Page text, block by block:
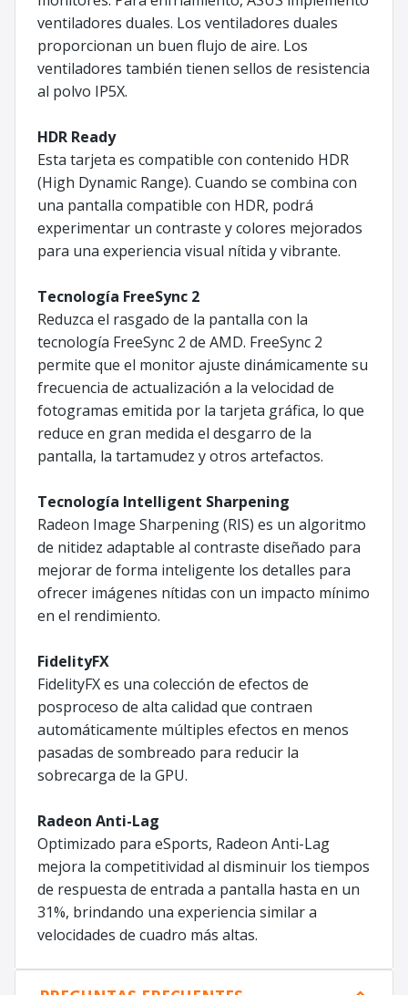
ventiladores duales. Los ventiladores duales
proporcionan un buen flujo de aire. Los
ventiladores también tienen sellos de resistencia
al polvo IP5X.
HDR Ready
Esta tarjeta es compatible con contenido HDR
(High Dynamic Range). Cuando se combina con
una pantalla compatible con HDR, podrá
experimentar un contraste y colores mejorados
para una experiencia visual nítida y vibrante.
Tecnología FreeSync 2
Reduzca el rasgado de la pantalla con la
tecnología FreeSync 2 de AMD. FreeSync 2
permite que el monitor ajuste dinámicamente su
frecuencia de actualización a la velocidad de
fotogramas emitida por la tarjeta gráfica, lo que
reduce en gran medida el desgarro de la
pantalla, la tartamudez y otros artefactos.
Tecnología Intelligent Sharpening
Radeon Image Sharpening (RIS) es un algoritmo
de nitidez adaptable al contraste diseñado para
mejorar de forma inteligente los detalles para
ofrecer imágenes nítidas con un impacto mínimo
en el rendimiento.
FidelityFX
FidelityFX es una colección de efectos de
posproceso de alta calidad que contraen
automáticamente múltiples efectos en menos
pasadas de sombreado para reducir la
sobrecarga de la GPU.
Radeon Anti-Lag
Optimizado para eSports, Radeon Anti-Lag
mejora la competitividad al disminuir los tiempos
de respuesta de entrada a pantalla hasta en un
31%, brindando una experiencia similar a
velocidades de cuadro más altas.